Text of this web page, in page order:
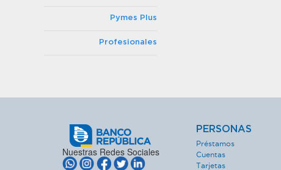
Pymes Plus
Profesionales
Nuestras Redes Sociales
PERSONAS
Préstamos
Cuentas
Tarjetas